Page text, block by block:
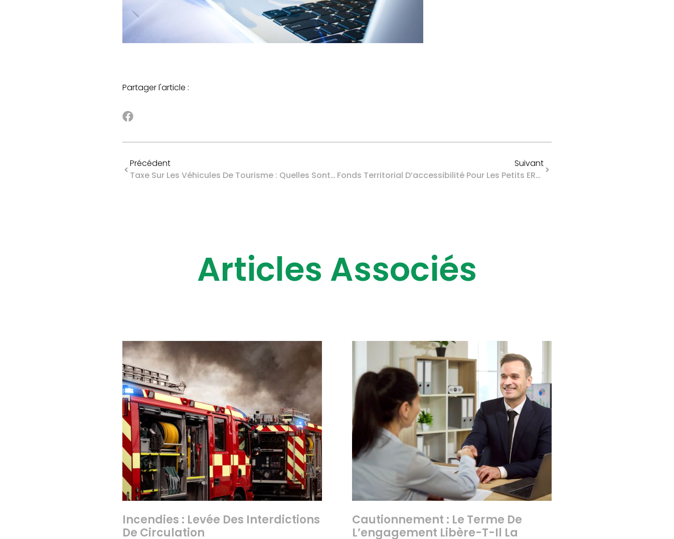
Partager l'article :
Précédent
Taxe Sur Les Véhicules De Tourisme : Quelles Sont Les Règles Du Jeu En 2026 ?
Suivant
Fonds Territorial D’accessibilité Pour Les Petits ERP : C’est Bientôt Fini !
Articles Associés
Incendies : Levée Des Interdictions
De Circulation
Cautionnement : Le Terme De
L’engagement Libère-T-Il La